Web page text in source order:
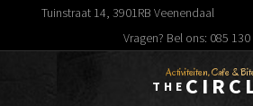
Tuinstraat 14, 3901RB Veenendaal
Vragen? Bel ons: 085 130
Activiteiten, Cafe &
THE